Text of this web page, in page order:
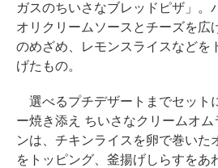
ガスのちいさなブレッドピザ」。
オリクリームソースとチーズを広
のめざめ、レモンスライスなどを
げたもの。
選べるプチデザートまでセット
ー焼き添え ちいさなクリームオ
ンは、チキンライスを卵で巻いた
をトッピング、釜揚げしらすをあ